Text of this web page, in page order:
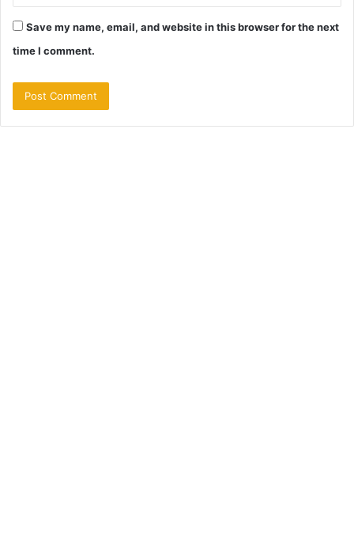
Save my name, email, and website in this browser for the next
time I comment.